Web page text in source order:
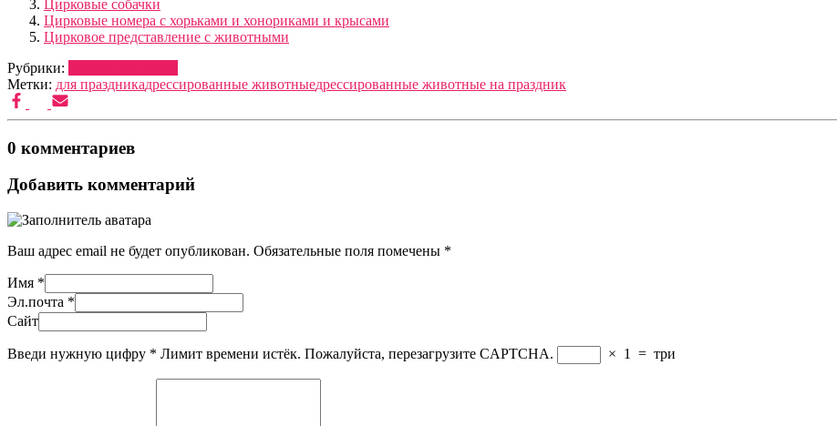
Цирковые собачки
Цирковые номера с хорьками и хонориками и крысами
Цирковое представление с животными
Рубрики:
Метки: для праздникадрессированные животныедрессированные животные на праздник
0 комментариев
Добавить комментарий
Ваш адрес email не будет опубликован. Обязательные поля помечены *
Имя *
Эл.почта *
Сайт
Введи нужную цифру * Лимит времени истёк. Пожалуйста, перезагрузите CAPTCHA. × 1 = три